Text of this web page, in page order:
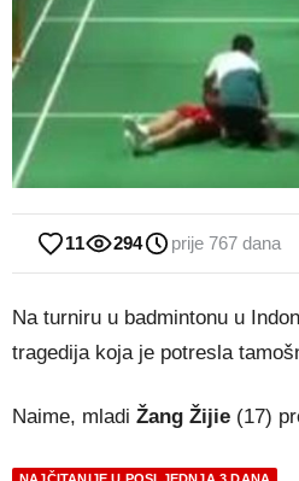
11 294 prije 767 dana
Na turniru u badmintonu u
tragedija koja je potresla
Naime, mladi Žang Žijie (17)